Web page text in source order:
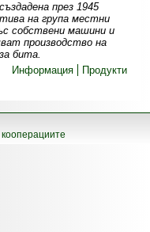
през 1945
на група местни
собствени машини и
производство на
бита.
Информация
Продукти
кооперациите